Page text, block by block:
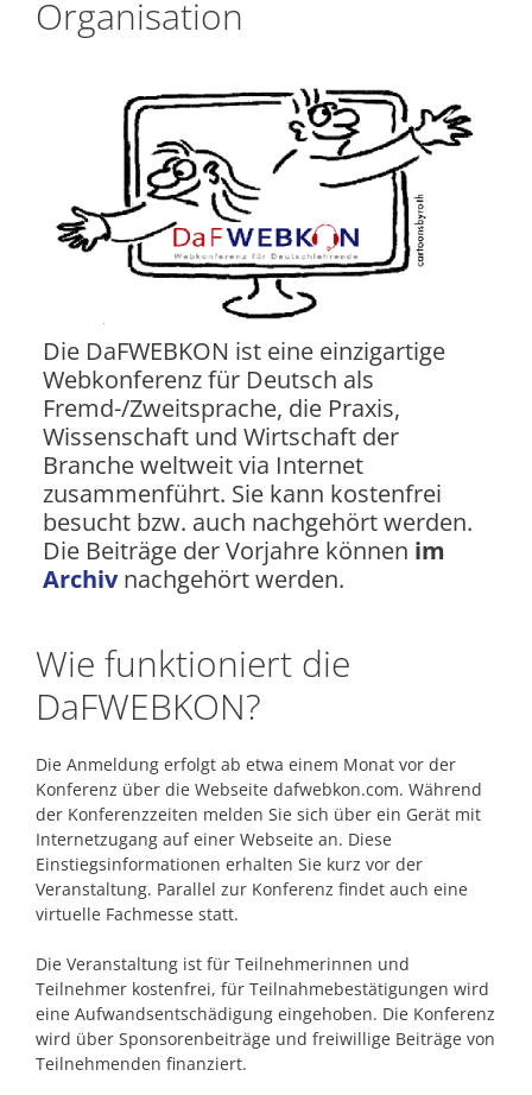
Organisation
Die DaFWEBKON ist eine einzigartige
Webkonferenz für Deutsch als
Fremd-/Zweitsprache, die Praxis,
Wissenschaft und Wirtschaft der
Branche weltweit via Internet
zusammenführt. Sie kann kostenfrei
besucht bzw. auch nachgehört werden.
Die Beiträge der Vorjahre können im
Archiv nachgehört werden.
Wie funktioniert die
DaFWEBKON?
Die Anmeldung erfolgt ab etwa einem Monat vor der
Konferenz über die Webseite dafwebkon.com. Während
der Konferenzzeiten melden Sie sich über ein Gerät mit
Internetzugang auf einer Webseite an. Diese
Einstiegsinformationen erhalten Sie kurz vor der
Veranstaltung. Parallel zur Konferenz findet auch eine
virtuelle Fachmesse statt.
Die Veranstaltung ist für Teilnehmerinnen und
Teilnehmer kostenfrei, für Teilnahmebestätigungen wird
eine Aufwandsentschädigung eingehoben. Die Konferenz
wird über Sponsorenbeiträge und freiwillige Beiträge von
Teilnehmenden finanziert.